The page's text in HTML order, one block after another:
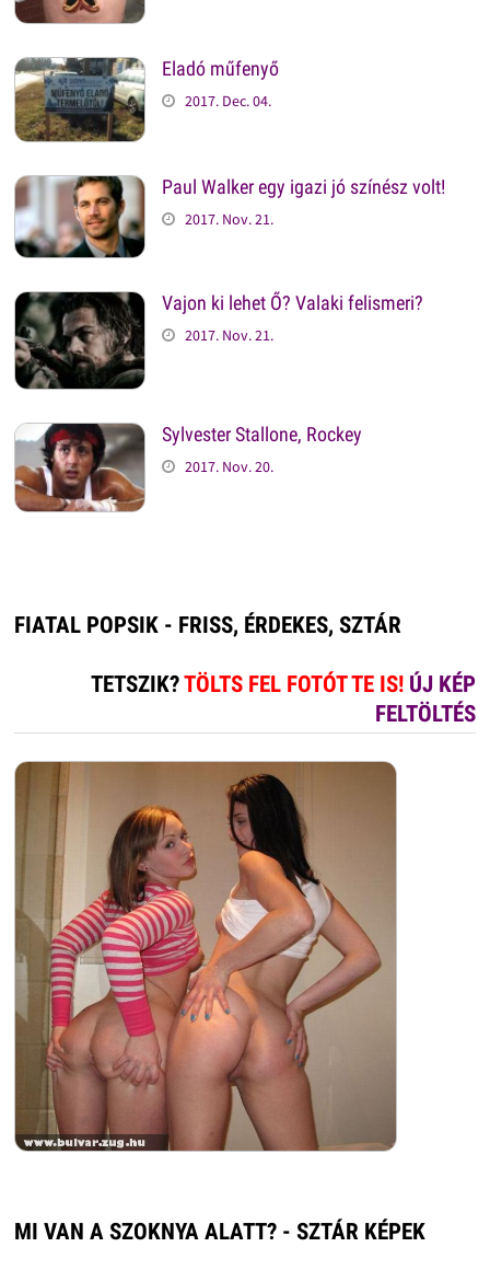
Eladó műfenyő
2017. Dec. 04.
Paul Walker egy igazi jó színész volt!
2017. Nov. 21.
Vajon ki lehet Ő? Valaki felismeri?
2017. Nov. 21.
Sylvester Stallone, Rockey
2017. Nov. 20.
FIATAL POPSIK - FRISS, ÉRDEKES, SZTÁR
TETSZIK?TÖLTS FEL FOTÓT TE IS! ÚJ KÉP
FELTÖLTÉS
MI VAN A SZOKNYA ALATT? - SZTÁR KÉPEK